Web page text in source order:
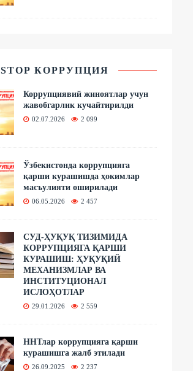
STOP КОРРУПЦИЯ
Коррупциявий жиноятлар учун
жавобгарлик кучайтирилди
02.07.2026 2 099
Ўзбекистонда коррупцияга
қарши курашишда ҳокимлар
масъулияти оширилади
06.05.2026 2 457
СУД-ҲУҚУҚ ТИЗИМИДА
КОРРУПЦИЯГА ҚАРШИ
КУРАШИШ: ҲУҚУҚИЙ
МЕХАНИЗМЛАР ВА
ИНСТИТУЦИОНАЛ
ИСЛОҲОТЛАР
29.01.2026 2 559
ННТлар коррупцияга қарши
курашишга жалб этилади
26.09.2025 2 237